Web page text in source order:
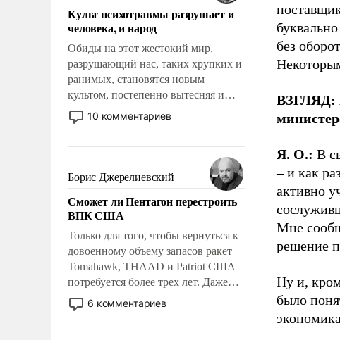
Культ психотравмы разрушает и
человека, и народ
Обиды на этот жестокий мир,
разрушающий нас, таких хрупких и
ранимых, становятся новым
культом, постепенно вытесняя и
отменяя традиционное требование к
человеку – быть мужественным и
на себя ответственность, помогать
слабым, идти вперед и
адаптироваться.
10 комментариев
Борис Джерелиевский
Сможет ли Пентагон перестроить
ВПК США
Только для того, чтобы вернуться к
довоенному объему запасов ракет
Tomahawk, THAAD и Patriot США
потребуется более трех лет. Даже
небольшая война с Ираном
опустошила американские
6 комментариев
без
ВЗГЛЯД:
Я. О.: В
– и как
активно
Мне
решение
Ну и,
было